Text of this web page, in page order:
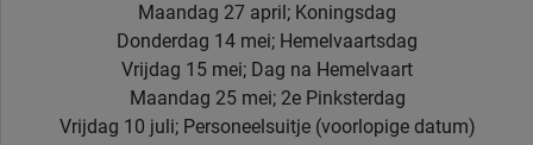
Maandag 27 april; Koningsdag
Donderdag 14 mei; Hemelvaartsdag
Vrijdag 15 mei; Dag na Hemelvaart
Maandag 25 mei; 2e Pinksterdag
Vrijdag 10 juli; Personeelsuitje (voorlopige datum)